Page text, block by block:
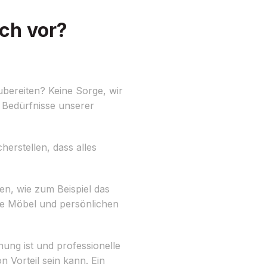
vor?
Keine Sorge, wir
unserer
dass alles
wie zum Beispiel das
Möbel und persönlichen
ist und professionelle
Vorteil sein kann. Ein